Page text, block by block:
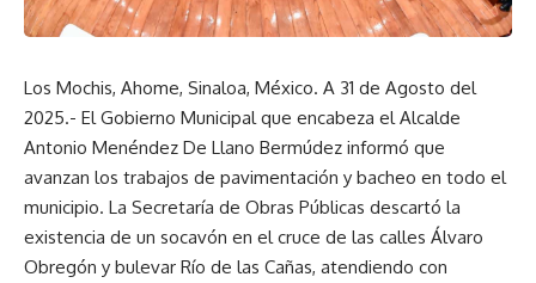
Los Mochis, Ahome, Sinaloa, México. A 31 de Agosto del
2025.- El Gobierno Municipal que encabeza el Alcalde
Antonio Menéndez De Llano Bermúdez informó que
avanzan los trabajos de pavimentación y bacheo en todo el
municipio. La Secretaría de Obras Públicas descartó la
existencia de un socavón en el cruce de las calles Álvaro
Obregón y bulevar Río de las Cañas, atendiendo con